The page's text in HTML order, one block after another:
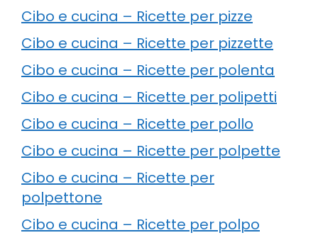
Cibo e cucina – Ricette per pizze
Cibo e cucina – Ricette per pizzette
Cibo e cucina – Ricette per polenta
Cibo e cucina – Ricette per polipetti
Cibo e cucina – Ricette per pollo
Cibo e cucina – Ricette per polpette
Cibo e cucina – Ricette per
polpettone
Cibo e cucina – Ricette per polpo